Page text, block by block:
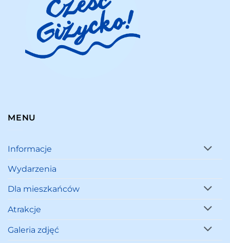
MENU
Informacje
Wydarzenia
Dla mieszkańców
Atrakcje
Galeria zdjęć